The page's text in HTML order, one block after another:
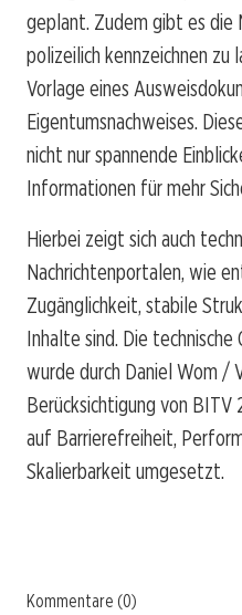
geplant. Zudem gibt es die
polizeilich kennzeichnen zu
Vorlage eines
Eigentumsnachweises.
nicht nur spannende
Informationen für mehr
Hierbei zeigt sich auch
Nachrichtenportalen, wie
Zugänglichkeit, stabile
Inhalte sind. Die technische
wurde durch Daniel Wom /
Berücksichtigung von BITV
auf Barrierefreiheit,
Skalierbarkeit umgesetzt.
Kommentare (0)